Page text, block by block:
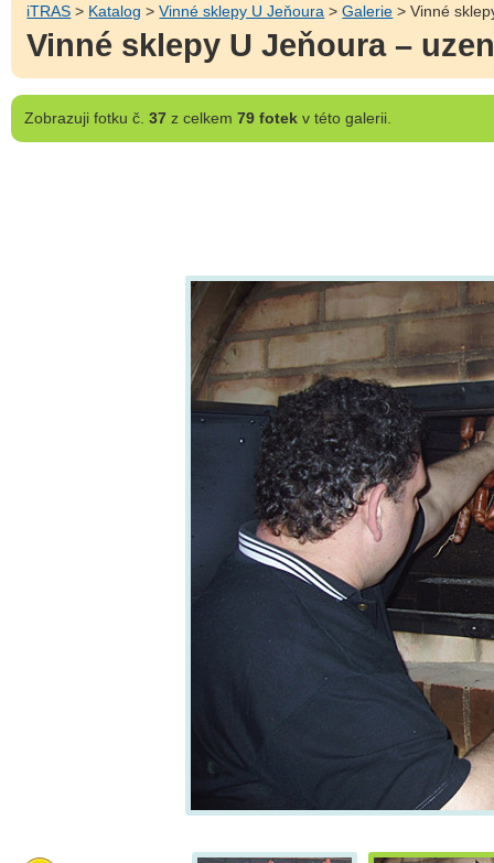
iTRAS > Katalog >Vinné sklepy U Jeňoura >Galerie > Vinné
Vinné sklepy U Jeňoura –
Zobrazujifotku č. 37z celkem 79 fotekv této galerii.